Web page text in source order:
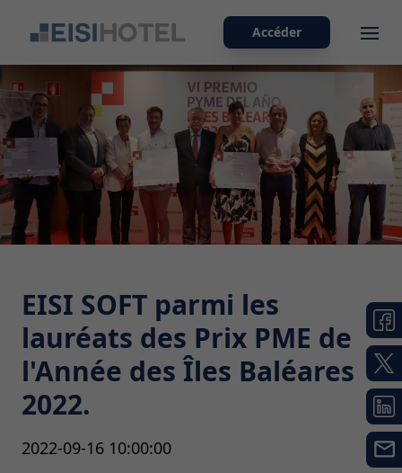
Accéder
EISI SOFT parmi les
lauréats des Prix PME de
l'Année des Îles Baléares
2022.
2022-09-16 10:00:00